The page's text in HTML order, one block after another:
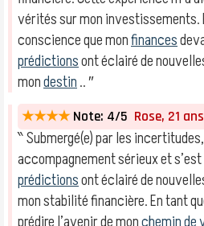
vérités sur mon investissements.
conscience que monfinances
prédictionsont éclairé de
mondestin.. ″
★★★★ Note: 4/5 Rose, 21
‶ Submergé(e) par les
accompagnement sérieux et
prédictionsont éclairé de
mon stabilité financière. En tant